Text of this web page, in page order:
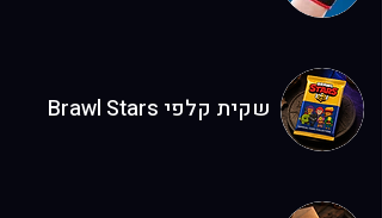
שקית קלפי Brawl Stars